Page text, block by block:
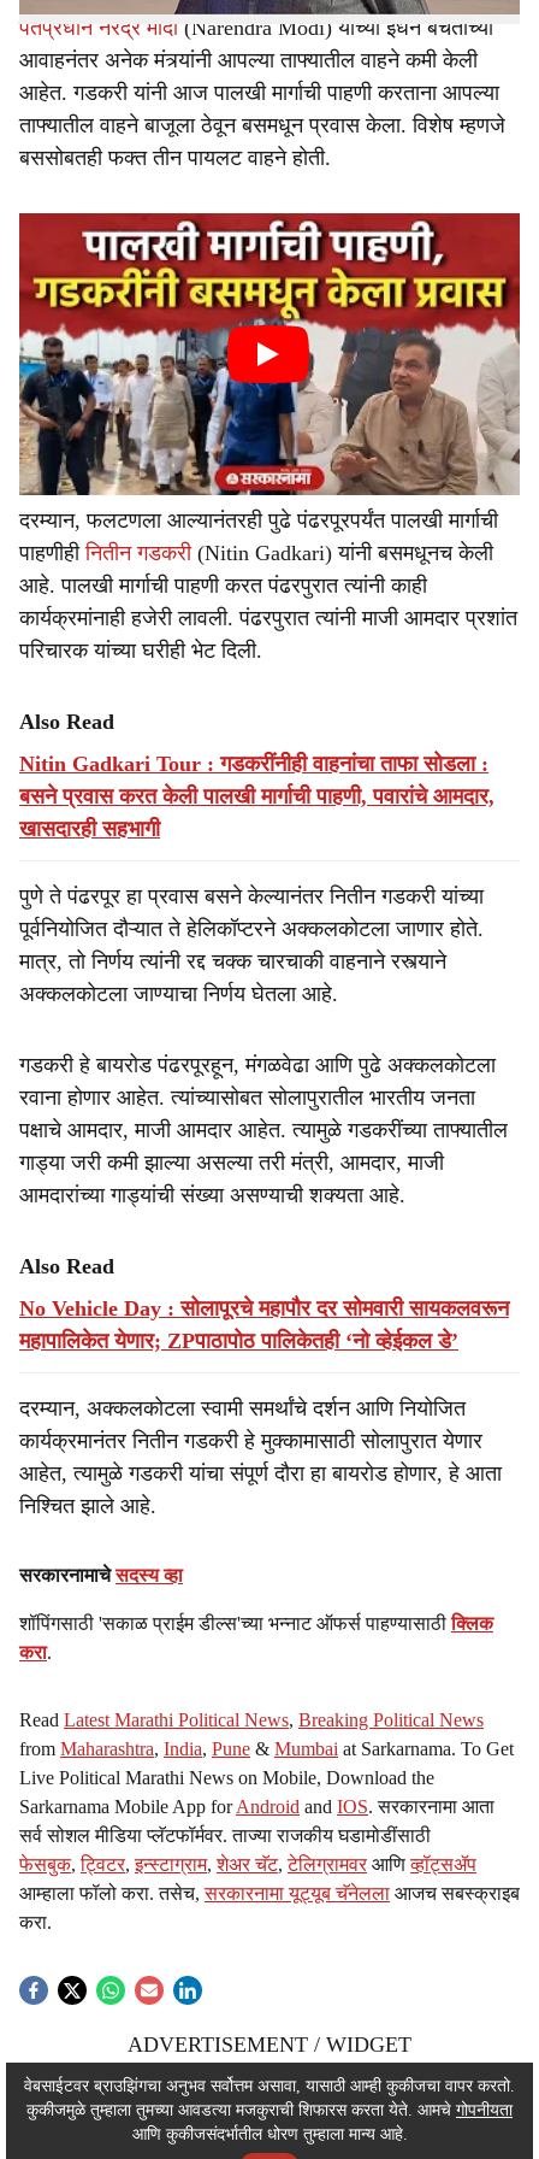
पंतप्रधान नरेंद्र मोदी (Narendra Modi) यांच्या इंधन बचतीच्या
आवाहनंतर अनेक मंत्र्यांनी आपल्या ताफ्यातील वाहने कमी केली
आहेत. गडकरी यांनी आज पालखी मार्गाची पाहणी करताना आपल्या
ताफ्यातील वाहने बाजूला ठेवून बसमधून प्रवास केला. विशेष म्हणजे
बससोबतही फक्त तीन पायलट वाहने होती.
दरम्यान, फलटणला आल्यानंतरही पुढे पंढरपूरपर्यंत पालखी मार्गाची
पाहणीहीनितीन गडकरी (Nitin Gadkari) यांनी बसमधूनच केली
आहे. पालखी मार्गाची पाहणी करत पंढरपुरात त्यांनी काही
कार्यक्रमांनाही हजेरी लावली. पंढरपुरात त्यांनी माजी आमदार प्रशांत
परिचारक यांच्या घरीही भेट दिली.
Also Read
Nitin Gadkari Tour : गडकरींनीही वाहनांचा ताफा सोडला :
बसने प्रवास करत केली पालखी मार्गाची पाहणी, पवारांचे आमदार,
खासदारही सहभागी
पुणे ते पंढरपूर हा प्रवास बसने केल्यानंतर नितीन गडकरी यांच्या
पूर्वनियोजित दौऱ्यात ते हेलिकॉप्टरने अक्कलकोटला जाणार होते.
मात्र, तो निर्णय त्यांनी रद्द चक्क चारचाकी वाहनाने रस्त्याने
अक्कलकोटला जाण्याचा निर्णय घेतला आहे.
गडकरी हे बायरोड पंढरपूरहून, मंगळवेढा आणि पुढे अक्कलकोटला
रवाना होणार आहेत. त्यांच्यासोबत सोलापुरातील भारतीय जनता
पक्षाचे आमदार, माजी आमदार आहेत. त्यामुळे गडकरींच्या ताफ्यातील
गाड्या जरी कमी झाल्या असल्या तरी मंत्री, आमदार, माजी
आमदारांच्या गाड्यांची संख्या असण्याची शक्यता आहे.
Also Read
No Vehicle Day : सोलापूरचे महापौर दर सोमवारी सायकलवरून
महापालिकेत येणार; ZPपाठापोठ पालिकेतही ‘नो व्हेईकल डे’
दरम्यान, अक्कलकोटला स्वामी समर्थांचे दर्शन आणि नियोजित
कार्यक्रमानंतर नितीन गडकरी हे मुक्कामासाठी सोलापुरात येणार
आहेत, त्यामुळे गडकरी यांचा संपूर्ण दौरा हा बायरोड होणार, हे आता
निश्चित झाले आहे.
सरकारनामाचेसदस्य व्हा
शॉपिंगसाठी 'सकाळ प्राईम डील्स'च्या भन्नाट ऑफर्स पाहण्यासाठीक्लिक
करा.
Read Latest Marathi Political News, Breaking Political News
from Maharashtra, India, Pune & Mumbai at Sarkarnama. To Get
Live Political Marathi News on Mobile, Download the
Sarkarnama Mobile App forAndroid and IOS. सरकारनामा आता
सर्व सोशल मीडिया प्लॅटफॉर्मवर. ताज्या राजकीय घडामोडींसाठी
फेसबुक,ट्विटर,इन्स्टाग्राम,शेअर चॅट,टेलिग्रामवर आणिव्हॉट्सॲप
आम्हाला फॉलो करा. तसेच,सरकारनामा यूट्यूब चॅनेलला आजच सबस्क्राइब
करा.
ADVERTISEMENT / WIDGET
ADVERTISEMENT / WIDGET
ADVERTISEMENT / WIDGET
वेबसाईटवर ब्राउझिंगचा अनुभव सर्वोत्तम असावा, यासाठी आम्ही कुकीजचा वापर करतो.
कुकीजमुळे तुम्हाला तुमच्या आवडत्या मजकुराची शिफारस करता येते. आमचे गोपनीयता
आणि कुकीजसंदर्भातील धोरण तुम्हाला मान्य आहे.